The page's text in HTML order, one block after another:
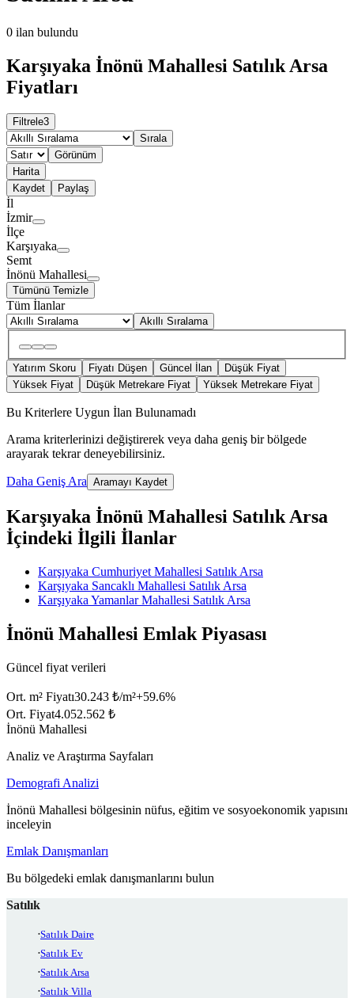
0 ilan bulundu
Karşıyaka İnönü Mahallesi Satılık Arsa
Fiyatları
Filtrele3
Sırala
Görünüm
Harita
Kaydet
Paylaş
İl
İzmir
İlçe
Karşıyaka
Semt
İnönü Mahallesi
Tümünü Temizle
Tüm İlanlar
Akıllı Sıralama
Yatırım Skoru Fiyatı Düşen Güncel İlan
Düşük Fiyat
Yüksek Fiyat
Düşük Metrekare Fiyat Yüksek Metrekare Fiyat
Bu Kriterlere Uygun İlan Bulunamadı
Arama kriterlerinizi değiştirerek veya daha geniş bir bölgede
arayarak tekrar deneyebilirsiniz.
Daha Geniş Ara Aramayı Kaydet
Karşıyaka İnönü Mahallesi Satılık Arsa
İçindeki İlgili İlanlar
Karşıyaka Cumhuriyet Mahallesi Satılık Arsa
Karşıyaka Sancaklı Mahallesi Satılık Arsa
Karşıyaka Yamanlar Mahallesi Satılık Arsa
İnönü Mahallesi Emlak Piyasası
Güncel fiyat verileri
Ort. m² Fiyatı30.243 ₺/m²+59.6%
Ort. Fiyat4.052.562 ₺
İnönü Mahallesi
Analiz ve Araştırma Sayfaları
Demografi Analizi
İnönü Mahallesi bölgesinin nüfus, eğitim ve sosyoekonomik yapısını
inceleyin
Emlak Danışmanları
Bu bölgedeki emlak danışmanlarını bulun
Satılık
Satılık Daire
Satılık Ev
Satılık Arsa
Satılık Villa